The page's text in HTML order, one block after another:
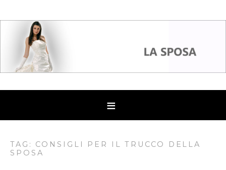
TAG: CONSIGLI PER IL TRUCCO DELLA
SPOSA